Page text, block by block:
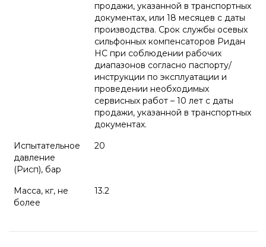
продажи, указанной в транспортных
документах, или 18 месяцев с даты
производства. Срок службы осевых
сильфонных компенсаторов Ридан
НС при соблюдении рабочих
диапазонов согласно паспорту/
инструкции по эксплуатации и
проведении необходимых
сервисных работ – 10 лет с даты
продажи, указанной в транспортных
документах.
Испытательное
давление
(Pисп), бар
20
Масса, кг, не
более
13.2